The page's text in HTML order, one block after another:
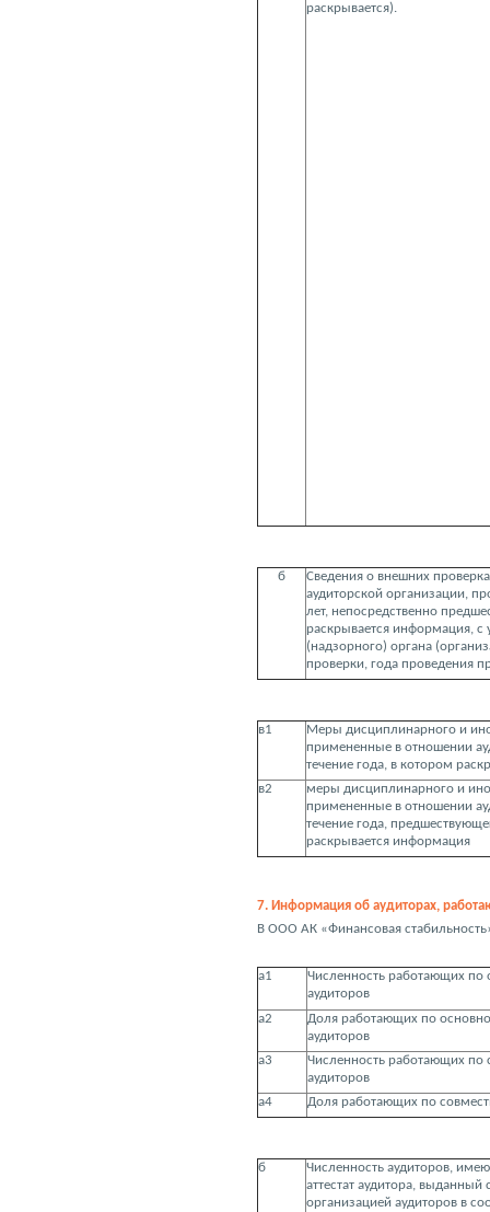
раскрывается).
б
Сведения о внешних
аудиторской организации,
лет, непосредственно
раскрывается информация, с
(надзорного) органа
проверки, года проведения
в1
Меры дисциплинарного и
примененные в отношении
течение года, в котором
в2
меры дисциплинарного и
примененные в отношении
течение года,
раскрывается информация
7. Информация об аудиторах,
В ООО АК «Финансовая
а1
Численность работающих по
аудиторов
а2
Доля работающих по
аудиторов
а3
Численность работающих по
аудиторов
а4
Доля работающих по
б
Численность аудиторов,
аттестат аудитора,
организацией аудиторов в